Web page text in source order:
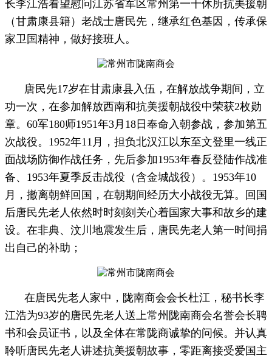
长李江浩看望慰问江苏省军区常州第一干休所抗美援朝
（甘肃康县籍）老战士唐民先，继承红色基因，传承保
家卫国精神，做好接班人。
唐民先17岁在甘肃康县入伍，在解放战争期间，立
功一次，在参加解放西南和抗美援朝战役中荣获2枚勋
章。60军180师1951年3月18日奉命入朝参战，参加第五
次战役。1952年11月，担负北汉江以东至文登里一线正
面战场防御作战任务，先后参加1953年春反登陆作战准
备、1953年夏季反击战役（含金城战役）。1953年10
月，撤离朝鲜回国，在朝期间经历大小战役无算。回国
后唐民先老人依然时时刻刻关心着国家大事和故乡的建
设。在非典、汶川地震发生后，唐民先老人第一时间捐
出自己的补助；
在唐民先老人家中，陇南商会会长杜江，秘书长李
江浩为93岁的唐民先老人送上常州陇南商会名誉会长聘
书和会员证书，以及全体在常陇商诚挚的问候。并认真
聆听唐民先老人讲述抗美援朝故事，零距离接受爱国主